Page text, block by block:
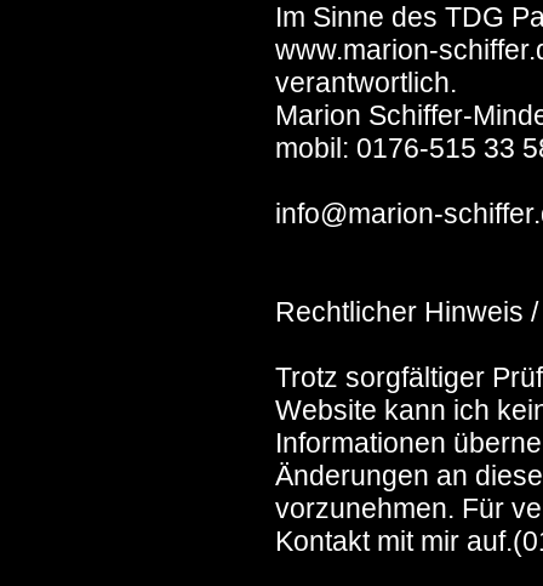
Im Sinne des TDG
www.marion-
verantwortlich.
Marion Schiffer-
mobil: 0176-515 33
info@marion-
Rechtlicher Hinweis
Trotz sorgfältiger
Website kann ich
Informationen
Änderungen an
vorzunehmen. Für
Kontakt mit mir